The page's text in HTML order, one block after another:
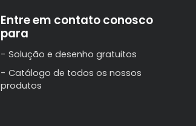
Entre em contato conosco
para
Solução e desenho gratuitos
Catálogo de todos os nossos
produtos